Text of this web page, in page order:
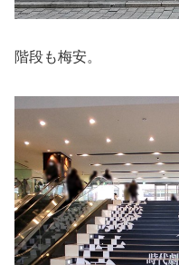
階段も梅安。